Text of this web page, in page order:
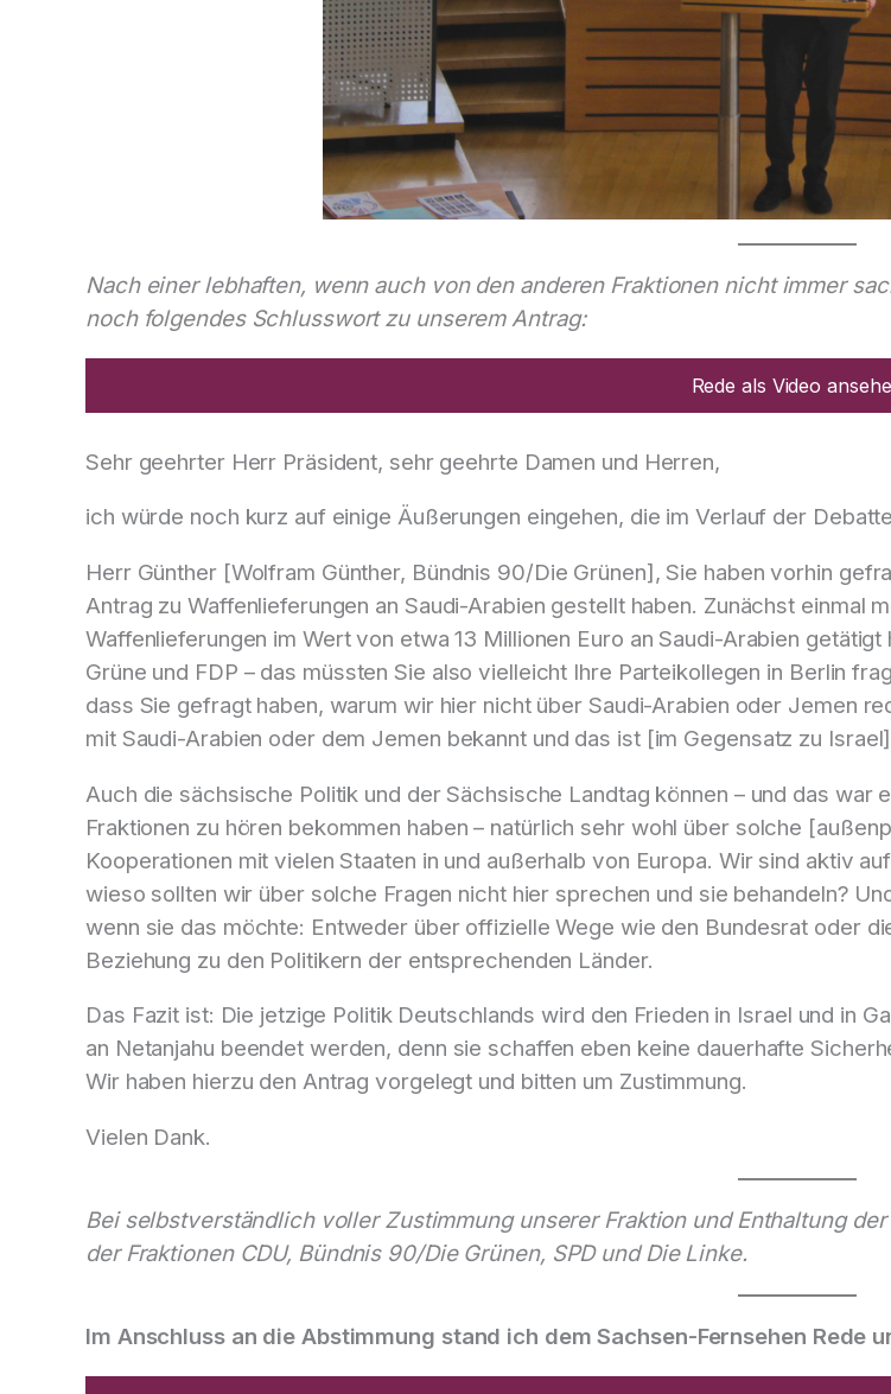
Nach einer lebhaften, wenn auch von den anderen Fraktionen nicht immer
noch folgendes Schlusswort zu unserem Antrag:
Rede als Video
Sehr geehrter Herr Präsident, sehr geehrte Damen und Herren,
ich würde noch kurz auf einige Äußerungen eingehen, die im Verlauf der
Herr Günther [Wolfram Günther, Bündnis 90/Die Grünen], Sie haben vorhin
Antrag zu Waffenlieferungen an Saudi-Arabien gestellt haben. Zunächst einmal
Waffenlieferungen im Wert von etwa 13 Millionen Euro an Saudi-Arabien
Grüne und FDP – das müssten Sie also vielleicht Ihre Parteikollegen in Berlin
dass Sie gefragt haben, warum wir hier nicht über Saudi-Arabien oder Jemen
mit Saudi-Arabien oder dem Jemen bekannt und das ist [im Gegensatz zu
Auch die sächsische Politik und der Sächsische Landtag können – und das
Fraktionen zu hören bekommen haben – natürlich sehr wohl über solche
Kooperationen mit vielen Staaten in und außerhalb von Europa. Wir sind aktiv
wieso sollten wir über solche Fragen nicht hier sprechen und sie behandeln?
wenn sie das möchte: Entweder über offizielle Wege wie den Bundesrat oder
Beziehung zu den Politikern der entsprechenden Länder.
Das Fazit ist: Die jetzige Politik Deutschlands wird den Frieden in Israel und in
an Netanjahu beendet werden, denn sie schaffen eben keine dauerhafte
Wir haben hierzu den Antrag vorgelegt und bitten um Zustimmung.
Vielen Dank.
Bei selbstverständlich voller Zustimmung unserer Fraktion und Enthaltung
der Fraktionen CDU, Bündnis 90/Die Grünen, SPD und Die Linke.
Im Anschluss an die Abstimmung stand ich dem Sachsen-Fernsehen Rede